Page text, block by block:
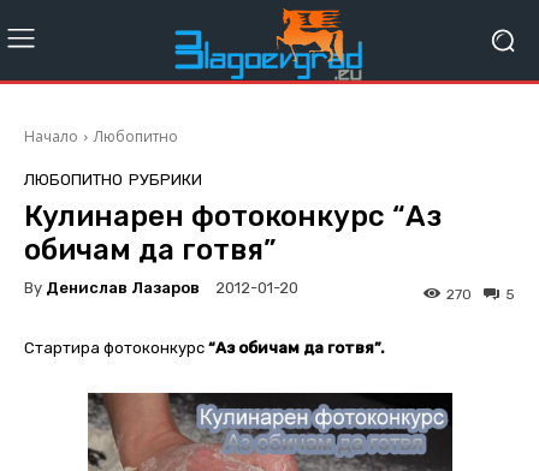
Начало Любопитно
ЛЮБОПИТНО РУБРИКИ
Кулинарен фотоконкурс “Аз
обичам да готвя”
By Денислав Лазаров 2012-01-20 5
270
Стартира фотоконкурс “Аз обичам да готвя”.